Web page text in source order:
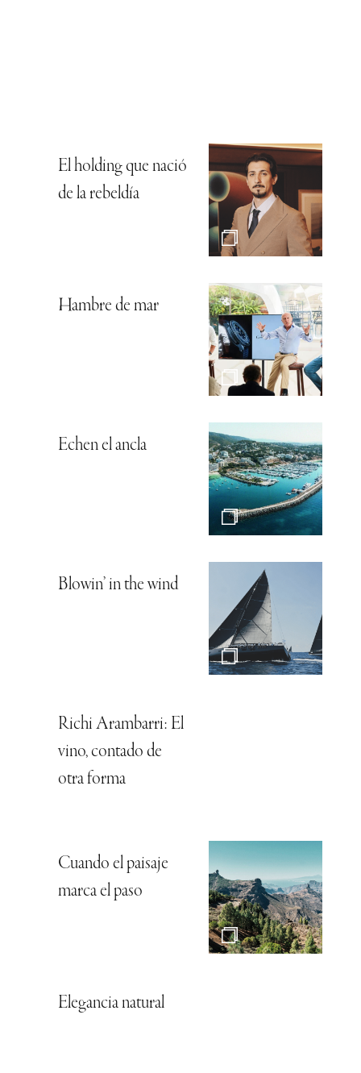
El holding que nació
de la rebeldía
Hambre de mar
Echen el ancla
Blowin’ in the wind
Richi Arambarri: El
vino, contado de
otra forma
Cuando el paisaje
marca el paso
Elegancia natural